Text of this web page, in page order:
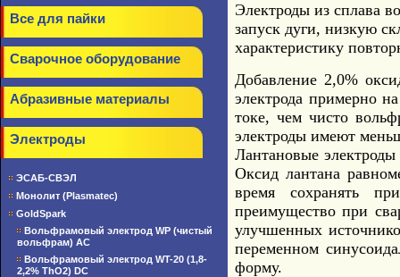
Все для пайки
Сварочное оборудование
Абразивные материалы
Электроды
ЭСАБ-СВЭЛ
Монолит (Plasmatec)
GoldSpark
Вольфрамовый электрод WP (чистый
вольфрам) AC
Вольфрамовый электрод WT-20 (1,8-
2,2% ThO2) DC
Электроды из сплава
запуск дуги, низкую
характеристику
Добавление 2,0%
электрода примерно
токе, чем чисто
электроды имеют
Лантановые
Оксид лантана
время сохранять
преимущество при
улучшенных
переменном
форму.